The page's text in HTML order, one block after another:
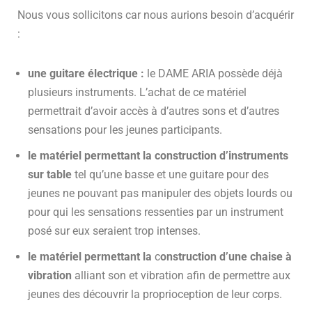
Nous vous sollicitons car nous aurions besoin d’acquérir
:
une guitare électrique : le DAME ARIA possède déjà
plusieurs instruments. L’achat de ce matériel
permettrait d’avoir accès à d’autres sons et d’autres
sensations pour les jeunes participants.
le matériel permettant la construction d’instruments
sur table tel qu’une basse et une guitare pour des
jeunes ne pouvant pas manipuler des objets lourds ou
pour qui les sensations ressenties par un instrument
posé sur eux seraient trop intenses.
le matériel permettant la construction d’une chaise à
vibration alliant son et vibration afin de permettre aux
jeunes des découvrir la proprioception de leur corps.